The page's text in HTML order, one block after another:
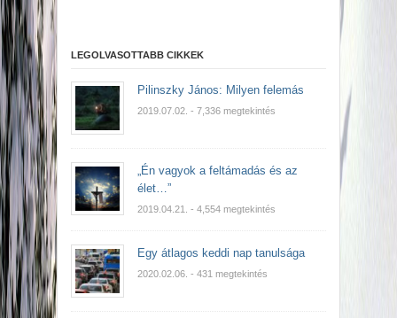
LEGOLVASOTTABB CIKKEK
Pilinszky János: Milyen felemás
2019.07.02. - 7,336 megtekintés
„Én vagyok a feltámadás és az
élet…”
2019.04.21. - 4,554 megtekintés
Egy átlagos keddi nap tanulsága
2020.02.06. - 431 megtekintés